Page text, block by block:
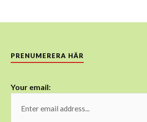
PRENUMERERA HÄR
Your email: